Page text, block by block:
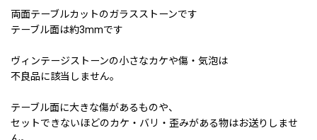
両面テーブルカットのガラスストーンです
テーブル面は約3mmです
ヴィンテージストーンの小さなカケや傷・気泡は
不良品に該当しません。
テーブル面に大きな傷があるものや、
セットできないほどのカケ・バリ・歪みがある物はお送りしませ